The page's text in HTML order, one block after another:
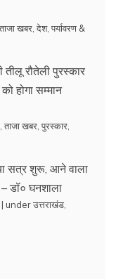
ताजा खबर देश, पर्यावरण &
तीलू रौतेली पुरस्कार
होगा सम्मान
ताजा खबर पुरस्कार
सत्र शुरू, आने वाला
डॉ० घनशाला
| underउत्तराखंड